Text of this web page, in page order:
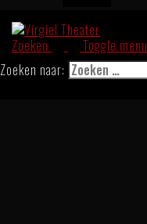
Zoeken
Toggle menu
Zoeken naar: